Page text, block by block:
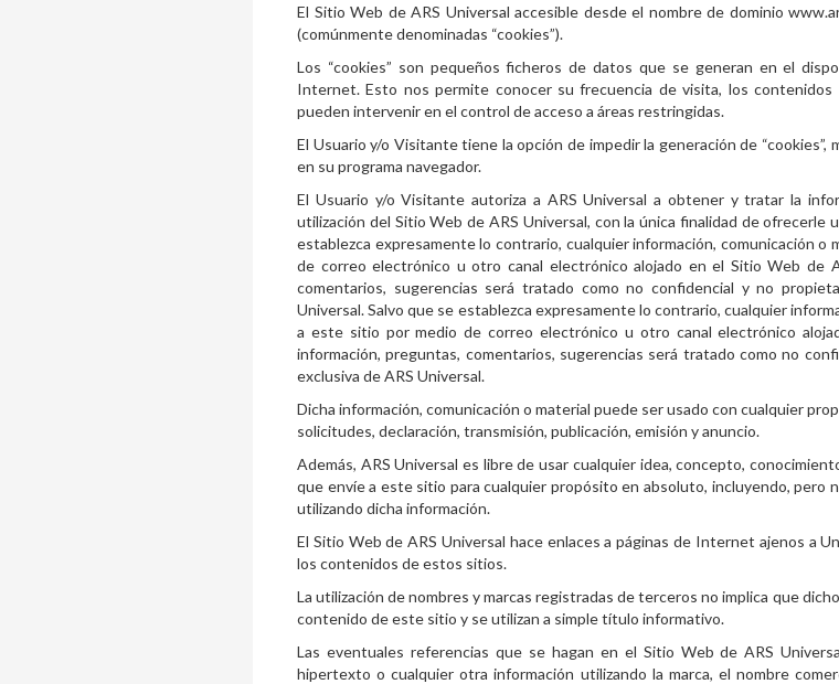
El Sitio Web de ARS Universal accesible desde el nombre de dominio
(comúnmente denominadas “cookies”).
Los “cookies” son pequeños ficheros de datos que se generan en el
Internet. Esto nos permite conocer su frecuencia de visita, los
pueden intervenir en el control de acceso a áreas restringidas.
El Usuario y/o Visitante tiene la opción de impedir la generación de
en su programa navegador.
El Usuario y/o Visitante autoriza a ARS Universal a obtener y tratar la
utilización del Sitio Web de ARS Universal, con la única finalidad de ofrecerle
establezca expresamente lo contrario, cualquier información, comunicación
de correo electrónico u otro canal electrónico alojado en el Sitio Web de
comentarios, sugerencias será tratado como no confidencial y no
Universal. Salvo que se establezca expresamente lo contrario, cualquier
a este sitio por medio de correo electrónico u otro canal electrónico
información, preguntas, comentarios, sugerencias será tratado como no
exclusiva de ARS Universal.
Dicha información, comunicación o material puede ser usado con cualquier
solicitudes, declaración, transmisión, publicación, emisión y anuncio.
Además, ARS Universal es libre de usar cualquier idea, concepto,
que envíe a este sitio para cualquier propósito en absoluto, incluyendo, pero
utilizando dicha información.
El Sitio Web de ARS Universal hace enlaces a páginas de Internet ajenos a
los contenidos de estos sitios.
La utilización de nombres y marcas registradas de terceros no implica que
contenido de este sitio y se utilizan a simple título informativo.
Las eventuales referencias que se hagan en el Sitio Web de ARS
hipertexto o cualquier otra información utilizando la marca, el nombre